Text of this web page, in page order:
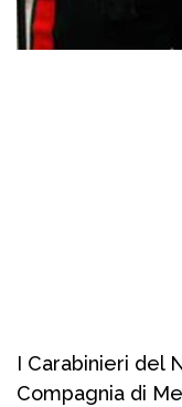
I Carabinieri del
Compagnia di